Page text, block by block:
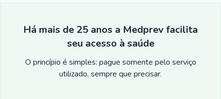
Há mais de 25 anos a Medprev facilita
seu acesso à saúde
O princípio é simples: pague somente pelo serviço
utilizado, sempre que precisar.